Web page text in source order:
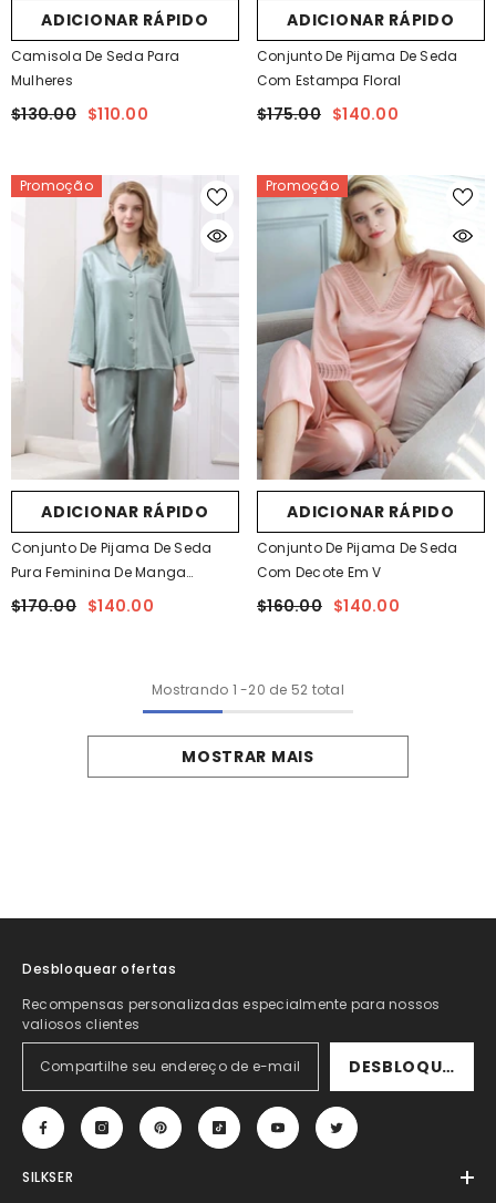
ADICIONAR RÁPIDO
Camisola De Seda Para
Mulheres
$130.00 $110.00
ADICIONAR RÁPIDO
Conjunto De Pijama De Seda
Com Estampa Floral
$175.00 $140.00
Promoção
ADICIONAR RÁPIDO
Conjunto De Pijama De Seda
Pura Feminina De Manga
Comprida
$170.00 $140.00
Promoção
ADICIONAR RÁPIDO
Conjunto De Pijama De Seda
Com Decote Em V
$160.00 $140.00
Mostrando 1 -20 de 52 total
MOSTRAR MAIS
Desbloquear ofertas
Recompensas personalizadas especialmente para nossos
valiosos clientes
DESBLOQUEAR
SILKSER